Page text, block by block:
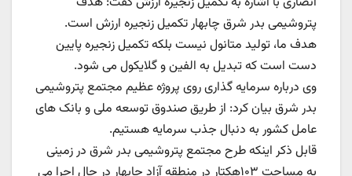
پتروشیمی بدر شرق چابهار تکمیل زنجیره ارزش است.
هدف ما، تولید متانول نیست بلکه تکمیل زنجیره پایین
دست است که تبدیل به الفین و گلایکول می شود.
وی درباره سرمایه گذاری روی پروژه عظیم مجتمع پتروشیمی
بدر شرق بیان کرد: از طریق صندوق توسعه ملی و بانک های
عامل کشور به دنبال جذب سرمایه‌ هستیم.
قابل ذكر اينکه طرح مجتمع پتروشیمی بدر شرق در زمینی